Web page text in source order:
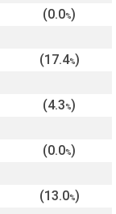
(0.0%)
(17.4%)
(4.3%)
(0.0%)
(13.0%)